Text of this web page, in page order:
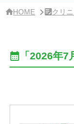
HOME クリ
「2026年